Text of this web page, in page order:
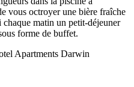
vous octroyer une bière fraîche
matin un petit-déjeuner
forme de buffet.